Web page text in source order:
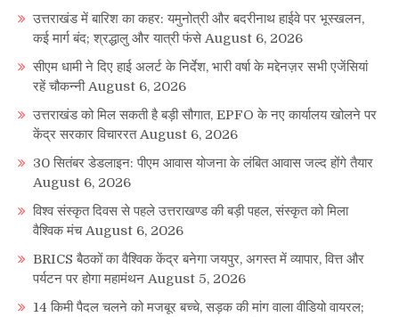
उत्तराखंड में बारिश का कहर: यमुनोत्री और बदरीनाथ हाईवे पर भूस्खलन,
कई मार्ग बंद; श्रद्धालु और यात्री फंसे August 6, 2026
सीएम धामी ने दिए हाई अलर्ट के निर्देश, भारी वर्षा के मद्देनज़र सभी एजेंसियां
रहें चौकन्नी August 6, 2026
उत्तराखंड को मिल सकती है बड़ी सौगात, EPFO के नए कार्यालय खोलने पर
केंद्र सरकार विचाररत August 6, 2026
30 सितंबर डेडलाइन: पीएम आवास योजना के लंबित आवास जल्द होंगे तैयार
August 6, 2026
विश्व संस्कृत दिवस से पहले उत्तराखण्ड की बड़ी पहल, संस्कृत को मिला
वैश्विक मंच August 6, 2026
BRICS बैठकों का वैश्विक केंद्र बनेगा जयपुर, अगस्त में व्यापार, वित्त और
पर्यटन पर होगा महामंथन August 5, 2026
14 किमी पैदल चलने को मजबूर बच्चे, सड़क की मांग वाला वीडियो वायरल;